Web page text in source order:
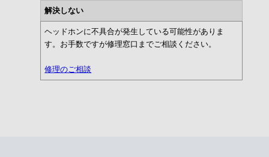
解決しない
ヘッドホンに不具合が発生している可能性がありま
す。お手数ですが修理窓口までご相談ください。
修理のご相談